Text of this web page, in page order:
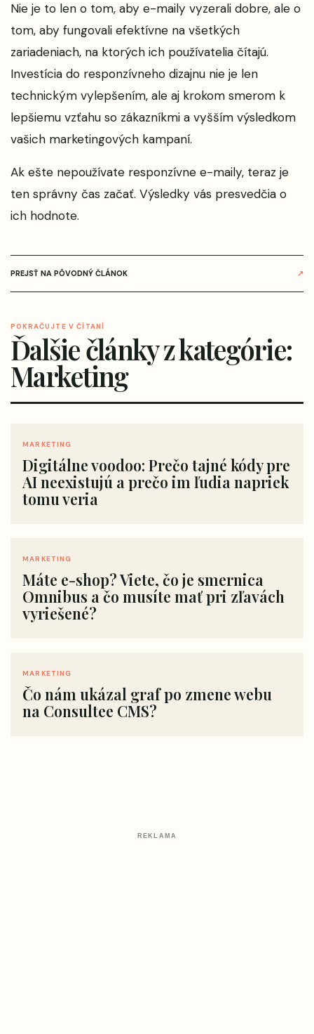
Nie je to len o tom, aby e-maily vyzerali dobre, ale o
tom, aby fungovali efektívne na všetkých
zariadeniach, na ktorých ich používatelia čítajú.
Investícia do responzívneho dizajnu nie je len
technickým vylepšením, ale aj krokom smerom k
lepšiemu vzťahu so zákazníkmi a vyšším výsledkom
vašich marketingových kampaní.
Ak ešte nepoužívate responzívne e-maily, teraz je
ten správny čas začať. Výsledky vás presvedčia o
ich hodnote.
PREJSŤ NA PÔVODNÝ ČLÁNOK ↗
POKRAČUJTE V ČÍTANÍ
Ďalšie články z kategórie:
Marketing
MARKETING
Digitálne voodoo: Prečo tajné kódy pre
AI neexistujú a prečo im ľudia napriek
tomu veria
MARKETING
Máte e-shop? Viete, čo je smernica
Omnibus a čo musíte mať pri zľavách
vyriešené?
MARKETING
Čo nám ukázal graf po zmene webu
na Consultee CMS?
REKLAMA